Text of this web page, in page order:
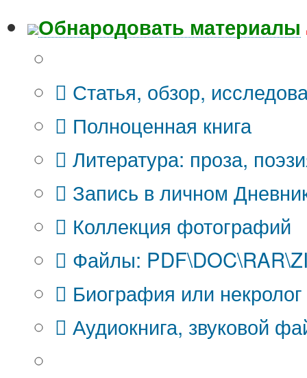
Обнародовать материалы
Статья, обзор,
Полноценная книга
Литература: проза,
Запись в личном
Коллекция фотографий
Файлы:
Биография или некролог
Аудиокнига, звуковой